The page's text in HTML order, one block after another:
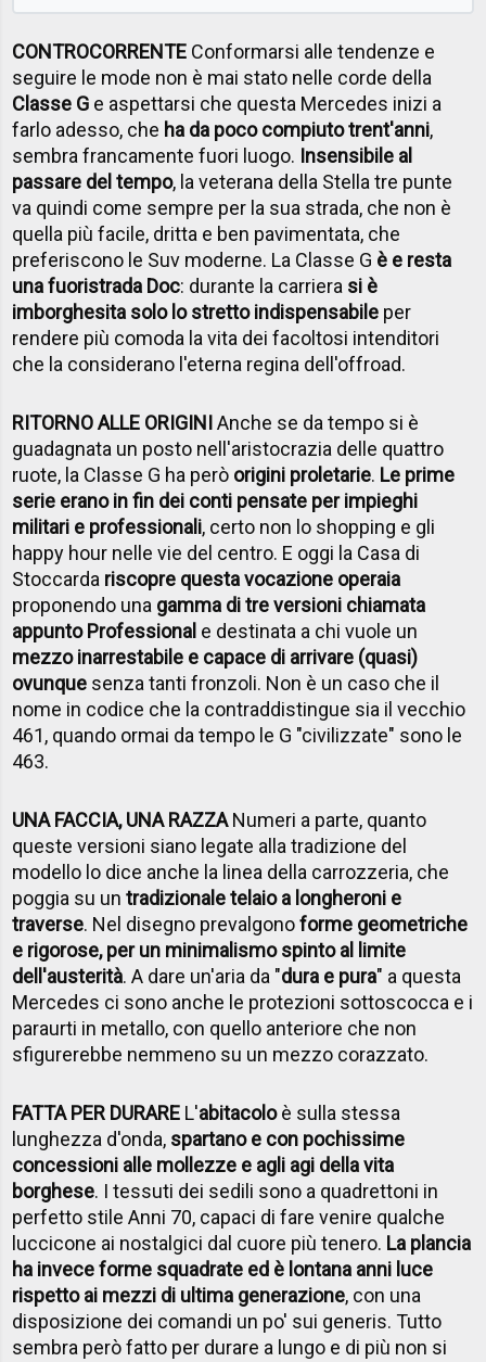
CONTROCORRENTE Conformarsi alle tendenze e
seguire le mode non è mai stato nelle corde della
Classe G e aspettarsi che questa Mercedes inizi a
farlo adesso, che ha da poco compiuto trent'anni,
sembra francamente fuori luogo. Insensibile al
passare del tempo, la veterana della Stella tre punte
va quindi come sempre per la sua strada, che non è
quella più facile, dritta e ben pavimentata, che
preferiscono le Suv moderne. La Classe G è e resta
una fuoristrada Doc: durante la carriera si è
imborghesita solo lo stretto indispensabile per
rendere più comoda la vita dei facoltosi intenditori
che la considerano l'eterna regina dell'offroad.
RITORNO ALLE ORIGINIAnche se da tempo si è
guadagnata un posto nell'aristocrazia delle quattro
ruote, la Classe G ha però origini proletarie. Le prime
serie erano in fin dei conti pensate per impieghi
militari e professionali, certo non lo shopping e gli
happy hour nelle vie del centro. E oggi la Casa di
Stoccarda riscopre questa vocazione operaia
proponendo una gamma di tre versioni chiamata
appunto Professional e destinata a chi vuole un
mezzo inarrestabile e capace di arrivare (quasi)
ovunque senza tanti fronzoli. Non è un caso che il
nome in codice che la contraddistingue sia il vecchio
461, quando ormai da tempo le G "civilizzate" sono le
463.
UNA FACCIA, UNA RAZZANumeri a parte, quanto
queste versioni siano legate alla tradizione del
modello lo dice anche la linea della carrozzeria, che
poggia su untradizionale telaio a longheroni e
traverse. Nel disegno prevalgonoforme geometriche
e rigorose, per un minimalismo spinto al limite
dell'austerità. A dare un'aria da "dura e pura" a questa
Mercedes ci sono anche le protezioni sottoscocca e i
paraurti in metallo, con quello anteriore che non
sfigurerebbe nemmeno su un mezzo corazzato.
FATTA PER DURARE L'abitacoloè sulla stessa
lunghezza d'onda, spartano e con pochissime
concessioni alle mollezze e agli agi della vita
borghese. I tessuti dei sedili sono a quadrettoni in
perfetto stile Anni 70, capaci di fare venire qualche
luccicone ai nostalgici dal cuore più tenero. La plancia
ha invece forme squadrate ed è lontana anni luce
rispetto ai mezzi di ultima generazione, con una
disposizione dei comandi un po' sui generis. Tutto
sembra però fatto per durare a lungo e di più non si